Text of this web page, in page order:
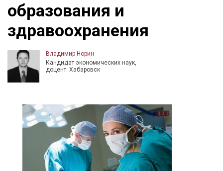
образования и
здравоохранения
Владимир Норин
Кандидат экономических наук,
доцент. Хабаровск